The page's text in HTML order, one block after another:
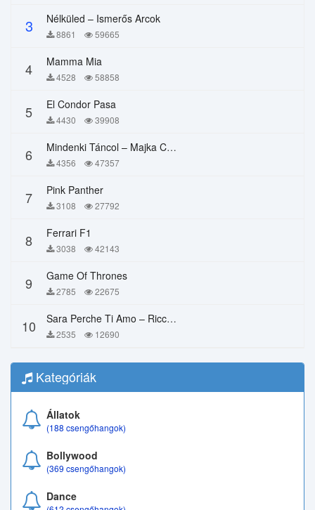
3 Nélküled – Ismerős Arcok
8861 59665
4 Mamma Mia
4528 58858
5 El Condor Pasa
4430 39908
6 Mindenki Táncol – Majka Curtis, Péter Majoros
4356 47357
7 Pink Panther
3108 27792
8 Ferrari F1
3038 42143
9 Game Of Thrones
2785 22675
10 Sara Perche Ti Amo – Ricchi E Poveri
2535 12690
Kategóriák
Állatok
(188 csengőhangok)
Bollywood
(369 csengőhangok)
Dance